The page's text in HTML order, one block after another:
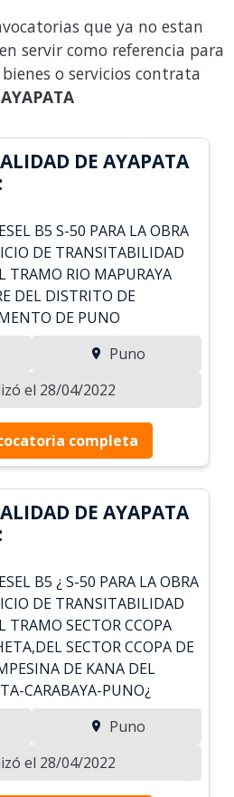
que ya no estan
servir como referencia para
o servicios contrata
DE AYAPATA
B5 S-50 PARA LA OBRA
DE TRANSITABILIDAD
TRAMO RIO MAPURAYA
DEL DISTRITO DE
DE PUNO
Puno
el 28/04/2022
completa
DE AYAPATA
B5 ¿ S-50 PARA LA OBRA
DE TRANSITABILIDAD
TRAMO SECTOR CCOPA
SECTOR CCOPA DE
DE KANA DEL
CARABAYA-PUNO¿
Puno
el 28/04/2022